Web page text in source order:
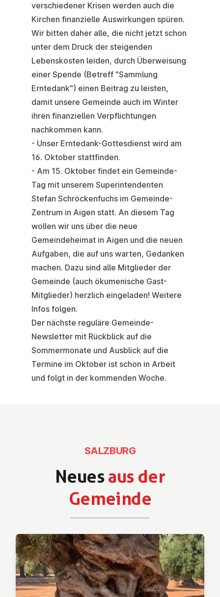
verschiedener Krisen werden auch die
Kirchen finanzielle Auswirkungen spüren.
Wir bitten daher alle, die nicht jetzt schon
unter dem Druck der steigenden
Lebenskosten leiden, durch Überweisung
einer Spende (Betreff "Sammlung
Erntedank") einen Beitrag zu leisten,
damit unsere Gemeinde auch im Winter
ihren finanziellen Verpflichtungen
nachkommen kann.
- Unser Erntedank-Gottesdienst wird am
16. Oktober stattfinden.
- Am 15. Oktober findet ein Gemeinde-
Tag mit unserem Superintendenten
Stefan Schröckenfuchs im Gemeinde-
Zentrum in Aigen statt. An diesem Tag
wollen wir uns über die neue
Gemeindeheimat in Aigen und die neuen
Aufgaben, die auf uns warten, Gedanken
machen. Dazu sind alle Mitglieder der
Gemeinde (auch ökumenische Gast-
Mitglieder) herzlich eingeladen! Weitere
Infos folgen.
Der nächste reguläre Gemeinde-
Newsletter mit Rückblick auf die
Sommermonate und Ausblick auf die
Termine im Oktober ist schon in Arbeit
und folgt in der kommenden Woche.
Neuesaus der
Gemeinde
SALZBURG